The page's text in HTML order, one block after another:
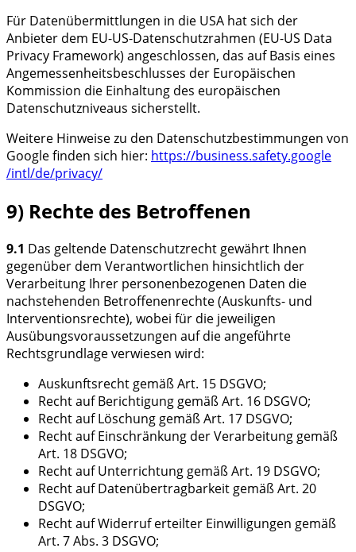
Für Datenübermittlungen in die USA hat sich der
Anbieter dem EU-US-Datenschutzrahmen (EU-US Data
Privacy Framework) angeschlossen, das auf Basis eines
Angemessenheitsbeschlusses der Europäischen
Kommission die Einhaltung des europäischen
Datenschutzniveaus sicherstellt.
Weitere Hinweise zu den Datenschutzbestimmungen von
Google finden sich hier: https://business.safety.google
/intl/de/privacy/
9) Rechte des Betroffenen
9.1 Das geltende Datenschutzrecht gewährt Ihnen
gegenüber dem Verantwortlichen hinsichtlich der
Verarbeitung Ihrer personenbezogenen Daten die
nachstehenden Betroffenenrechte (Auskunfts- und
Interventionsrechte), wobei für die jeweiligen
Ausübungsvoraussetzungen auf die angeführte
Rechtsgrundlage verwiesen wird:
Auskunftsrecht gemäß Art. 15 DSGVO;
Recht auf Berichtigung gemäß Art. 16 DSGVO;
Recht auf Löschung gemäß Art. 17 DSGVO;
Recht auf Einschränkung der Verarbeitung gemäß
Art. 18 DSGVO;
Recht auf Unterrichtung gemäß Art. 19 DSGVO;
Recht auf Datenübertragbarkeit gemäß Art. 20
DSGVO;
Recht auf Widerruf erteilter Einwilligungen gemäß
Art. 7 Abs. 3 DSGVO;